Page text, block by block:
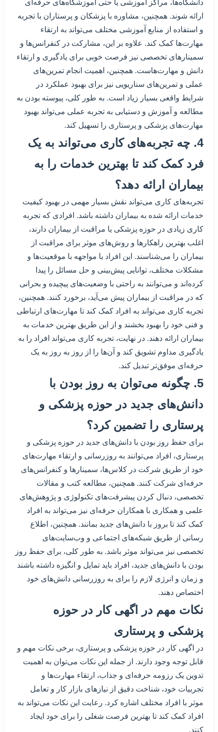
دانشگاه‌ها، مراکز آموزشی یا حتی آموزشگاه‌های حرفه‌ای
ارائه شوند. همچنین، مشاوره با پزشکان و پرستاران با تجربه
و استفاده از منابع آموزشی مختلف می‌تواند به ارتقاء
مهارت‌ها کمک کند. علاوه بر این، مشارکت در کنفرانس‌ها و
سمینارهای تخصصی نیز فرصت خوبی برای یادگیری و ارتقاء
دانش و مهارت‌هاست. همچنین، اهمیت انجام تمرین‌های
عملی و تمرین‌های سناریویی نیز برای بهبود عملکرد در
شرایط واقعی بسیار زیاد است. به طور کلی، پیوسته بودن به
مطالعه و آموزش و دستیابی به تجربه عملی می‌تواند بهبود
مهارت‌های پزشکی و پرستاری را تسهیل کند.
4. چه تجربه‌های کاری می‌تواند به یک
فرد کمک کند تا بهترین خدمات را به
بیماران ارائه دهد؟
تجربه‌های کاری می‌تواند نقش بسیار مهمی در بهبود کیفیت
خدمات ارائه شده به بیماران داشته باشد. افرادی که تجربه
کاری زیادی در حوزه پزشکی یا مراقبت از بیماران دارند،
اغلب بهترین راهکارها و روش‌های موثر برای مراقبت از
بیماران را می‌شناسند. این افراد با مواجهه با موقعیت‌ها و
مشکلات مختلف، توانایی پیش‌بینی و حل مسائل را پیدا
کرده‌اند و می‌توانند به راحتی با وضعیت‌های پیچیده و بحرانی
که در مراقبت از بیماران پیش می‌آید، برخورد کنند. همچنین،
تجربه کاری می‌تواند به افراد کمک کند تا مهارت‌های ارتباطی
و فنی خود را بهبود بخشند و از این طریق بهترین خدمات به
بیماران ارائه دهند. در نهایت، تجربه کاری می‌تواند افراد را به
یادگیری مداوم تشویق کند و آن‌ها را از روز به روز به یک
حرفه‌ای موفق‌تر تبدیل کند.
5. چگونه می‌توان به روز بودن با
دانش‌های جدید در حوزه پزشکی و
پرستاری را تضمین کرد؟
برای حفظ روز بودن با دانش‌های جدید در حوزه پزشکی و
پرستاری، افراد می‌توانند به روزرسانی و ارتقاء مهارت‌های
خود از طریق شرکت در کلاس‌ها، سمینارها و کنفرانس‌های
حرفه‌ای شرکت کنند. همچنین، مطالعه کتب و مقالات
تخصصی، دنبال کردن پیشرفت‌های تکنولوژی و پژوهش‌های
علمی و همکاری با همکاران حرفه‌ای نیز می‌تواند به افراد
کمک کند تا بروز با دانش‌های جدید بمانند. همچنین، اطلاع
رسانی از طریق شبکه‌های اجتماعی و وب‌سایت‌های
تخصصی نیز می‌تواند موثر باشد. به طور کلی، برای حفظ روز
بودن با دانش‌های جدید، افراد باید تمایل و انگیزه داشته باشند
و زمان و انرژی لازم را برای به روزرسانی دانش‌های خود
اختصاص دهند.
نکات مهم در اگهی کار در حوزه
پزشکی و پرستاری
در اگهی کار در حوزه پزشکی و پرستاری، برخی نکات مهم و
قابل توجه وجود دارند. از جمله این نکات می‌توان به اهمیت
تدوین یک رزومه حرفه‌ای و جذاب، ارتقاء مهارت‌ها و
تجربیات خود، شناخت دقیق از نیازهای بازار کار و تعامل
موثر با افراد مختلف اشاره کرد. رعایت این نکات می‌تواند به
افراد کمک کند تا بهترین فرصت شغلی را برای خود ایجاد
کنند.